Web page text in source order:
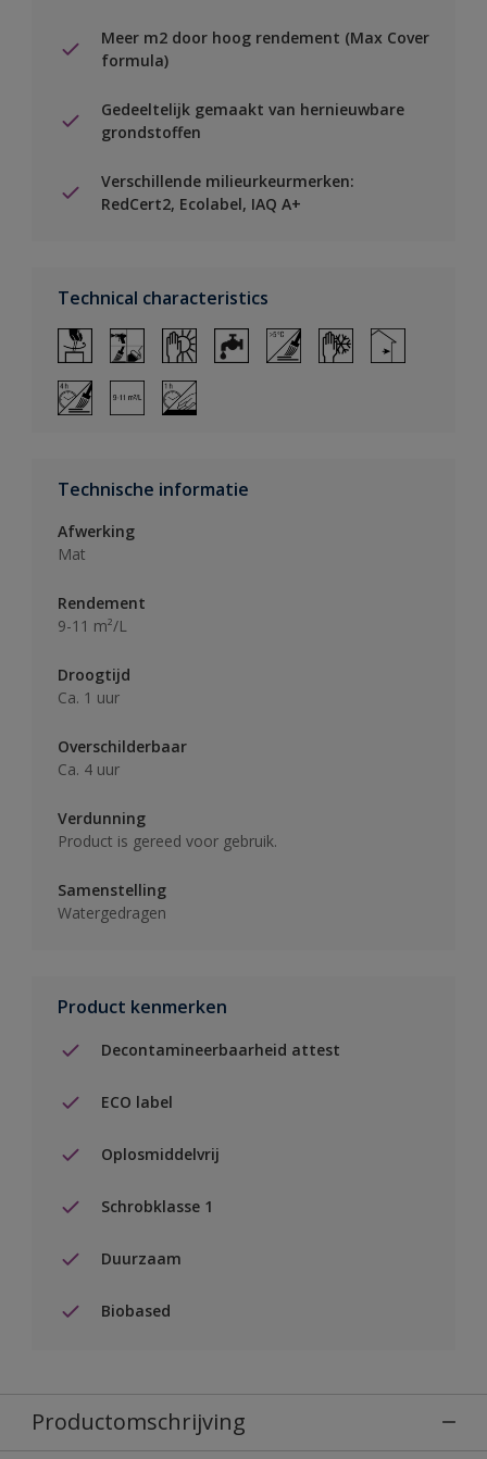
Meer m2 door hoog rendement (Max Cover
formula)
Gedeeltelijk gemaakt van hernieuwbare
grondstoffen
Verschillende milieurkeurmerken:
RedCert2, Ecolabel, IAQ A+
Technical characteristics
Technische informatie
Afwerking
Mat
Rendement
9-11 m²/L
Droogtijd
Ca. 1 uur
Overschilderbaar
Ca. 4 uur
Verdunning
Product is gereed voor gebruik.
Samenstelling
Watergedragen
Product kenmerken
Decontamineerbaarheid attest
ECO label
Oplosmiddelvrij
Schrobklasse 1
Duurzaam
Biobased
Productomschrijving